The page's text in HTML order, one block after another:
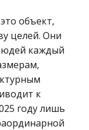
объект,
целей. Они
каждый
к
году лишь